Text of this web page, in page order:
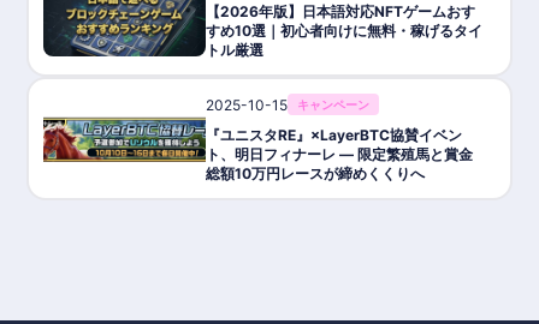
【2026年版】日本語対応NFTゲームおす
すめ10選｜初心者向けに無料・稼げるタイ
トル厳選
2025-10-15 キャンペーン
『ユニスタRE』×LayerBTC協賛イベン
ト、明日フィナーレ ― 限定繁殖馬と賞金
総額10万円レースが締めくくりへ